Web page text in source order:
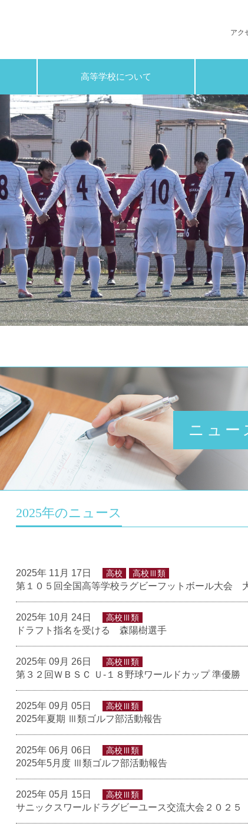
アク
高等学校について
ニュー
2025年のニュース
2025年 11月 17日 高校 高校Ⅲ類
第１０５回全国高等学校ラグビーフットボール大会
2025年 10月 24日 高校Ⅲ類
ドラフト指名を受ける 森陽樹選手
2025年 09月 26日 高校Ⅲ類
第３２回ＷＢＳＣ Ｕ-１８野球ワールドカップ 準優
2025年 09月 05日 高校Ⅲ類
2025年夏期 Ⅲ類ゴルフ部活動報告
2025年 06月 06日 高校Ⅲ類
2025年5月度 Ⅲ類ゴルフ部活動報告
2025年 05月 15日 高校Ⅲ類
サニックスワールドラグビーユース交流大会２０２